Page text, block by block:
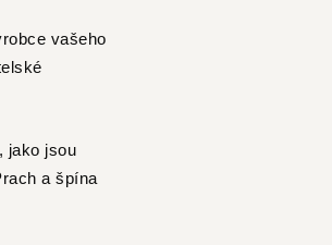
vašeho
jako jsou
a špína